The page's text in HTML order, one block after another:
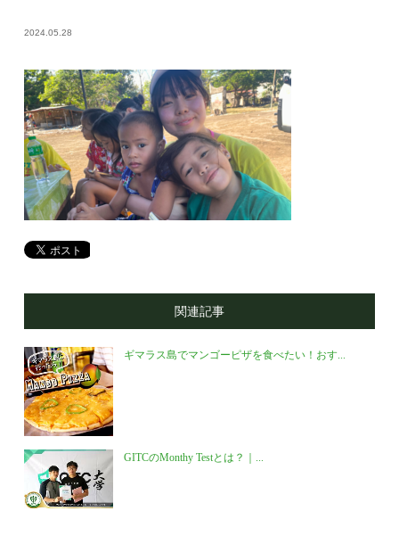
2024.05.28
関連記事
ギマラス島でマンゴーピザを食べたい！おす...
GITCのMonthy Testとは？｜...